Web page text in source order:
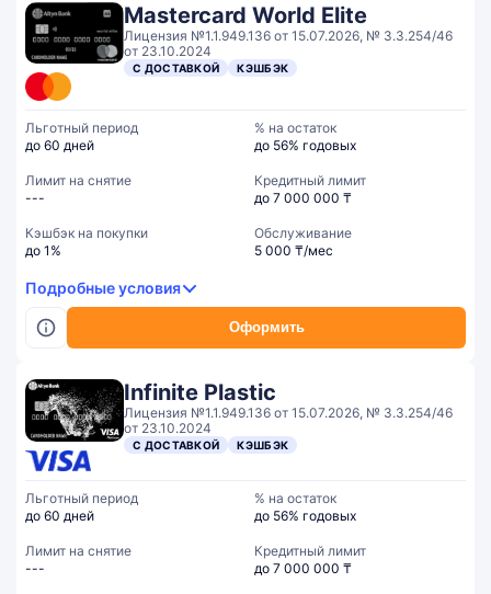
Mastercard World Elite
Лицензия №1.1.949.136 от 15.07.2026, № 3.3.254/46
от 23.10.2024
С ДОСТАВКОЙ КЭШБЭК
Оформить
Льготный период
до 60 дней
% на остаток
до 56% годовых
Лимит на снятие
---
Кредитный лимит
до 7 000 000 ₸
Кэшбэк на покупки
до 1%
Обслуживание
5 000 ₸/мес
Подробные условия
Infinite Plastic
Лицензия №1.1.949.136 от 15.07.2026, № 3.3.254/46
от 23.10.2024
С ДОСТАВКОЙ КЭШБЭК
Льготный период
до 60 дней
% на остаток
до 56% годовых
Лимит на снятие
---
Кредитный лимит
до 7 000 000 ₸